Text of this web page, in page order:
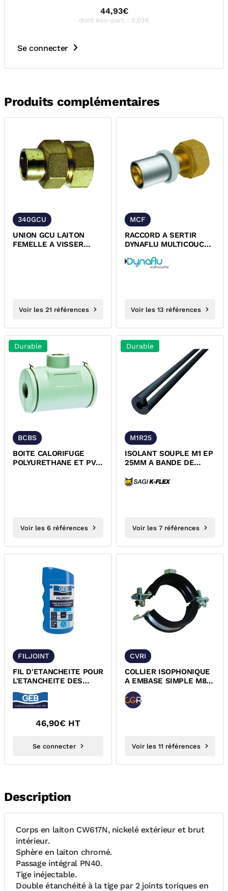
44,93€
dont éco-part. : 0,03€
Se connecter
Produits complémentaires
340GCU
UNION GCU LAITON
FEMELLE A VISSER
Voir les 21 références
MCF
RACCORD A SERTIR
DYNAFLU MULTICOUCHE
TOURNANT
Voir les 13 références
Durable
BCBS
BOITE CALORIFUGE
POLYURETHANE ET PVC
Voir les 6 références
Durable
M1R25
ISOLANT SOUPLE M1 EP
25MM A BANDE DE
ADHESIVE
Voir les 7 références
FILJOINT
FIL D'ETANCHEITE POUR
L'ETANCHEITE DES
RACCORDS FILETES
FILJOINT GEB...
46,90€ HT
Se connecter
CVRI
COLLIER ISOPHONIQUE
A EMBASE SIMPLE M8
FERMETURE RAPIDE
Voir les 11 références
Description
Corps en laiton CW617N, nickelé extérieur et brut
intérieur.
Sphère en laiton chromé.
Passage intégral PN40.
Tige inéjectable.
Double étanchéité à la tige par 2 joints toriques en